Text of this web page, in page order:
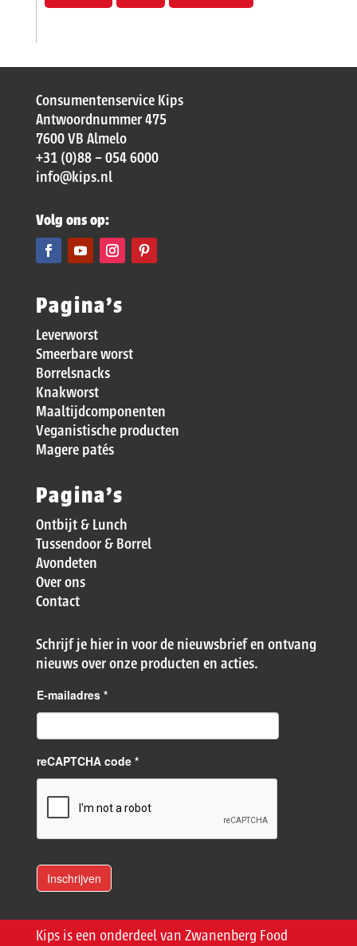
Consumentenservice Kips
Antwoordnummer 475
7600 VB Almelo
+31 (0)88 – 054 6000
info@kips.nl
Volg ons op:
Pagina’s
Leverworst
Smeerbare worst
Borrelsnacks
Knakworst
Maaltijdcomponenten
Veganistische producten
Magere patés
Pagina’s
Ontbijt & Lunch
Tussendoor & Borrel
Avondeten
Over ons
Contact
Schrijf je hier in voor de nieuwsbrief en ontvang
nieuws over onze producten en acties.
E-mailadres *
reCAPTCHA code *
Kips is een onderdeel van Zwanenberg Food